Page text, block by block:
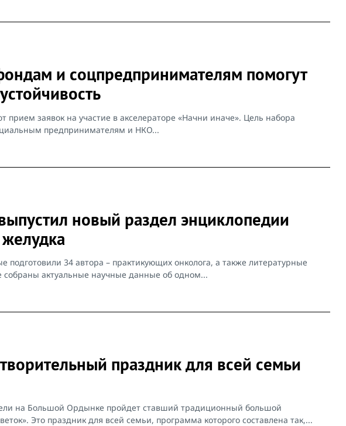
и соцпредпринимателям помогут
прием заявок на участие в акселераторе «Начни иначе». Цель набора
предпринимателям и НКО...
новый раздел энциклопедии
подготовили 34 автора – практикующих онколога, а также литературные
актуальные научные данные об одном...
праздник для всей семьи
на Большой Ордынке пройдет ставший традиционный большой
Это праздник для всей семьи, программа которого составлена так,...